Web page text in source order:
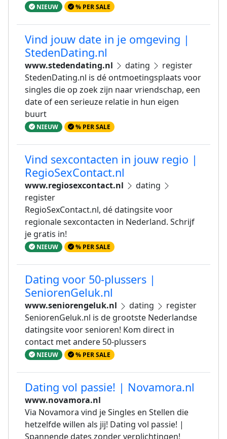
NIEUW % PER SALE
Vind jouw date in je omgeving |
StedenDating.nl
www.stedendating.nl dating
register
StedenDating.nl is dé ontmoetingsplaats voor
singles die op zoek zijn naar vriendschap, een
date of een serieuze relatie in hun eigen
buurt
NIEUW % PER SALE
Vind sexcontacten in jouw regio |
RegioSexContact.nl
www.regiosexcontact.nl
dating
register
RegioSexContact.nl, dé datingsite voor
regionale sexcontacten in Nederland. Schrijf
je gratis in!
NIEUW % PER SALE
Dating voor 50-plussers |
SeniorenGeluk.nl
www.seniorengeluk.nl dating
register
SeniorenGeluk.nl is de grootste Nederlandse
datingsite voor senioren! Kom direct in
contact met andere 50-plussers
NIEUW % PER SALE
Dating vol passie! | Novamora.nl
www.novamora.nl
Via Novamora vind je Singles en Stellen die
hetzelfde willen als jij! Dating vol passie! |
Spannende dates zonder verplichtingen!